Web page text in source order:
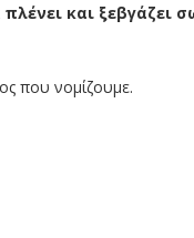
πλένει και ξεβγάζει
που νομίζουμε.